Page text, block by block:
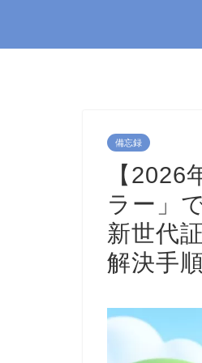
備忘録
【
ラー」
新世代
解決手順